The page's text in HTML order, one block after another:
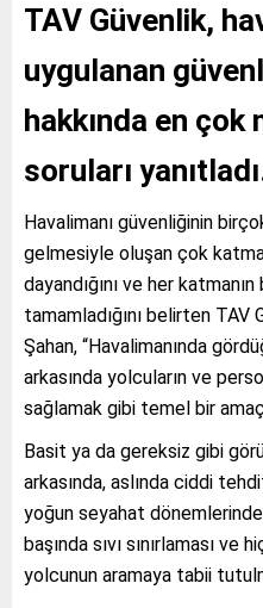
TAV Güvenlik,
uygulanan
hakkında en çok
soruları
Havalimanı güvenliğinin
gelmesiyle oluşan çok
dayandığını ve her
tamamladığını belirten
Şahan, “Havalimanında
arkasında yolcuların ve
sağlamak gibi temel bir
Basit ya da gereksiz gibi
arkasında, aslında ciddi
yoğun seyahat
başında sıvı sınırlaması ve
yolcunun aramaya tabii